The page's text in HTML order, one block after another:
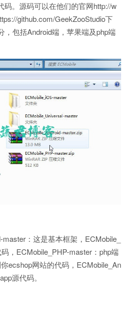
码。源码可以在他们的官网http://w
github.com/GeekZooStudio下
，包括Android端，苹果端及php端
：这是基本框架，ECMobile_
，ECMobile_PHP-master：php端
ecshop网站的代码，ECMobile_An
源代码。